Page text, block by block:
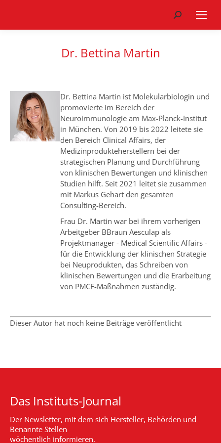
Search:
Dr. Bettina Martin
Dr. Bettina Martin ist Molekularbiologin und
promovierte im Bereich der
Neuroimmunologie am Max-Planck-Institut
in München. Von 2019 bis 2022 leitete sie
den Bereich Clinical Affairs, der
Medizinprodukteherstellern bei der
strategischen Planung und Durchführung
von klinischen Bewertungen und klinischen
Studien hilft. Seit 2021 leitet sie zusammen
mit Markus Gehart den gesamten
Consulting-Bereich.
Frau Dr. Martin war bei ihrem vorherigen
Arbeitgeber BBraun Aesculap als
Projektmanager - Medical Scientific Affairs -
für die Entwicklung der klinischen Strategie
bei Neuprodukten, das Schreiben von
klinischen Bewertungen und die Erarbeitung
von PMCF-Maßnahmen zuständig.
Dieser Autor hat noch keine Beiträge veröffentlicht
Das Instituts-Journal
Der Newsletter, mit dem sich Hersteller, Behörden und
Benannte Stellen
wöchentlich informieren.